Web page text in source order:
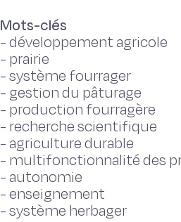
Mots-clés
-développement agricole
- prairie
-système fourrager
- gestion du pâturage
- production fourragère
- recherche scientifique
- agriculture durable
- multifonctionnalité des
- autonomie
-enseignement
-système herbager